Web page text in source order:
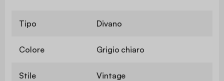
Tipo Divano
Colore Grigio chiaro
Stile Vintage